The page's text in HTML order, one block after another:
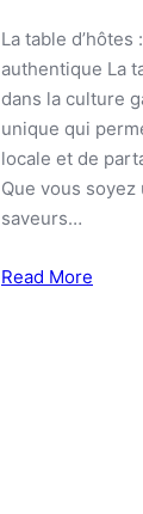
La table
authentique La
dans la culture
unique qui
locale et de
Que vous
saveurs…
Read More